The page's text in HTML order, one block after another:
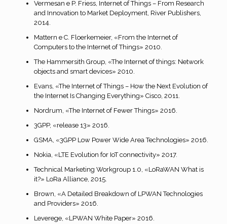
Vermesan e P. Friess, Internet of Things – From Research
and Innovation to Market Deployment, River Publishers,
2014.
Mattern e C. Floerkemeier, «From the Internet of
Computers to the Internet of Things» 2010.
The Hammersith Group, «The Internet of things: Network
objects and smart devices» 2010.
Evans, «The Internet of Things – How the Next Evolution of
the Internet Is Changing Everything» Cisco, 2011.
Nordrum, «The Internet of Fewer Things» 2016.
3GPP, «release 13» 2016.
GSMA, «3GPP Low Power Wide Area Technologies» 2016.
Nokia, «LTE Evolution for IoT connectivity» 2017.
Technical Marketing Workgroup 1.0, «LoRaWAN What is
it?» LoRa Alliance, 2015.
Brown, «A Detailed Breakdown of LPWAN Technologies
and Providers» 2016.
Leverege, «LPWAN White Paper» 2016.